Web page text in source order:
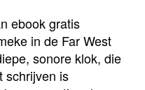
ebook gratis
in de Far West
sonore klok, die
schrijven is